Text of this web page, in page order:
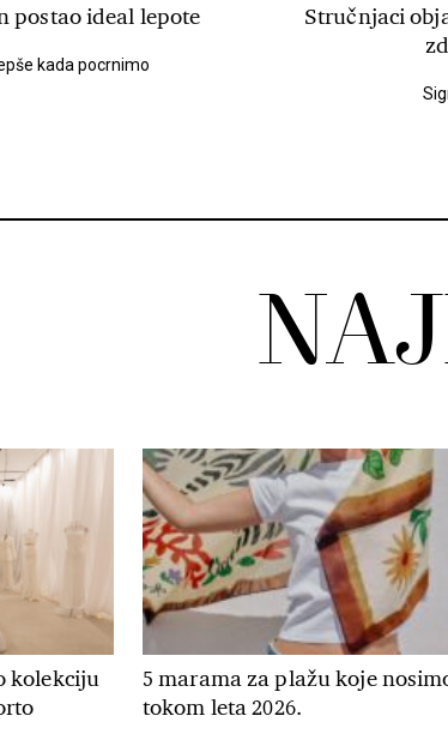
postao ideal lepote
kada pocrnimo
Stručnjaci
kolekciju
5 marama za plažu koje
tokom leta 2026.